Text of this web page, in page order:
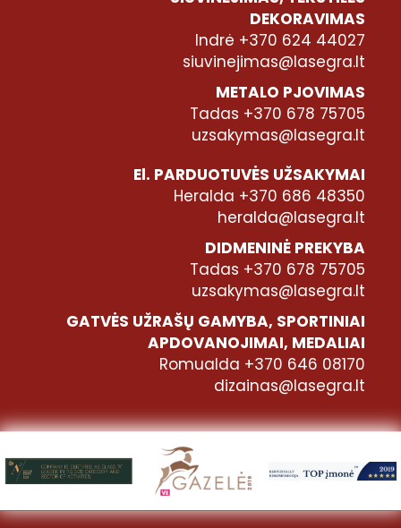
DEKORAVIMAS
Indrė +370 624 44027
siuvinejimas@lasegra.lt
METALO PJOVIMAS
Tadas +370 678 75705
uzsakymas@lasegra.lt
El. PARDUOTUVĖS UŽSAKYMAI
Heralda +370 686 48350
heralda@lasegra.lt
DIDMENINĖ PREKYBA
Tadas +370 678 75705
uzsakymas@lasegra.lt
GATVĖS UŽRAŠŲ GAMYBA, SPORTINIAI
APDOVANOJIMAI, MEDALIAI
Romualda +370 646 08170
dizainas@lasegra.lt